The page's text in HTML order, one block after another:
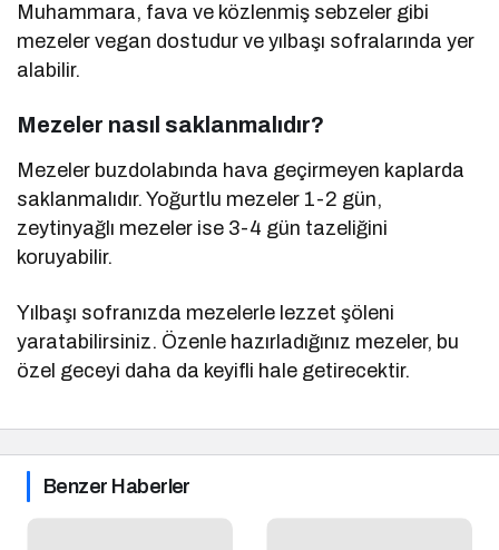
Muhammara, fava ve közlenmiş sebzeler gibi
mezeler vegan dostudur ve yılbaşı sofralarında yer
alabilir.
Mezeler nasıl saklanmalıdır?
Mezeler buzdolabında hava geçirmeyen kaplarda
saklanmalıdır. Yoğurtlu mezeler 1-2 gün,
zeytinyağlı mezeler ise 3-4 gün tazeliğini
koruyabilir.
Yılbaşı sofranızda mezelerle lezzet şöleni
yaratabilirsiniz. Özenle hazırladığınız mezeler, bu
özel geceyi daha da keyifli hale getirecektir.
Benzer Haberler